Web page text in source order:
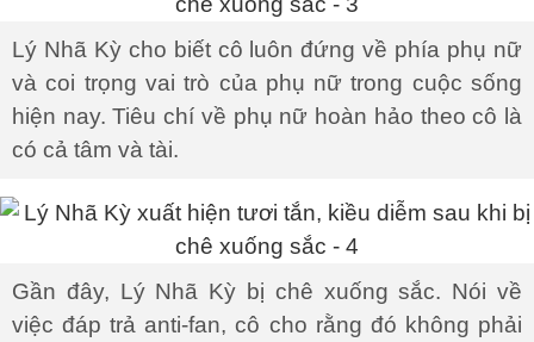
Lý Nhã Kỳ cho biết cô luôn đứng về phía phụ nữ
và coi trọng vai trò của phụ nữ trong cuộc sống
hiện nay. Tiêu chí về phụ nữ hoàn hảo theo cô là
có cả tâm và tài.
Gần đây, Lý Nhã Kỳ bị chê xuống sắc. Nói về
việc đáp trả anti-fan, cô cho rằng đó không phải